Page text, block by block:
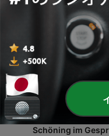
https://www.svenboettcher.net/ https://
http://www.quintessenzen.net/
https://bbtalk.de/freunde-von-
https://
https://odysee.com/@bbtalk https://rumble.com/c/c-
Telegram: https://t.me/
https://
https://x.com/
https://
21 6月 2026
B&B #158
07 6月 2026
184 - B&B #157
Menschlichen: KI,
24 5月 2026
183 - Besuch &B #17:
Schöning im